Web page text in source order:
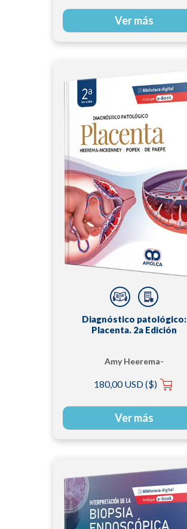
Ver más
Diagnóstico patológico:
Placenta. 2a Edición
Amy Heerema-
180,00 USD ($)
Ver más